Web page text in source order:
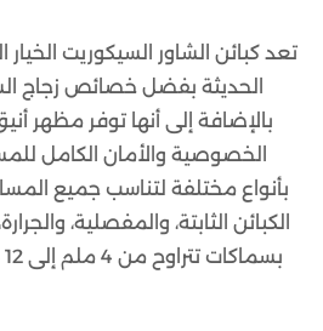
تعد كبائن الشاور السيكوريت الخيار
الحديثة بفضل خصائص زجاج
بالإضافة إلى أنها توفر مظهر
الخصوصية والأمان الكامل
بأنواع مختلفة لتناسب جميع
الكبائن الثابتة، والمفصلية،